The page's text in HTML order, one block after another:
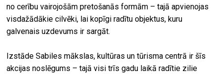
no cerību vairojošām pretošanās formām – tajā apvienojas
visdažādākie cilvēki, lai kopīgi radītu objektus, kuru
galvenais uzdevums ir sargāt.
Izstāde Sabiles mākslas, kultūras un tūrisma centrā ir šīs
akcijas noslēgums – tajā visi trīs gadu laikā radītie zilie